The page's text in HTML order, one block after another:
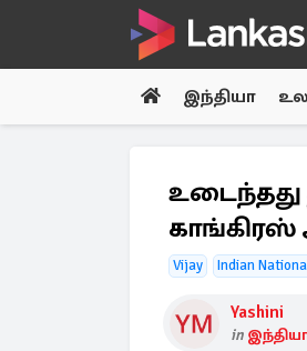
இந்தியா
உடைந்தது
காங்கிரஸ்
Vijay Indian
Yashini
in